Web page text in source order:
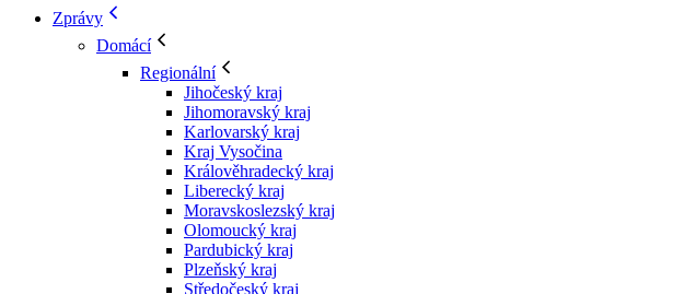
Zprávy
Domácí
Regionální
Jihočeský kraj
Jihomoravský kraj
Karlovarský kraj
Kraj Vysočina
Králověhradecký kraj
Liberecký kraj
Moravskoslezský kraj
Olomoucký kraj
Pardubický kraj
Plzeňský kraj
Středočeský kraj